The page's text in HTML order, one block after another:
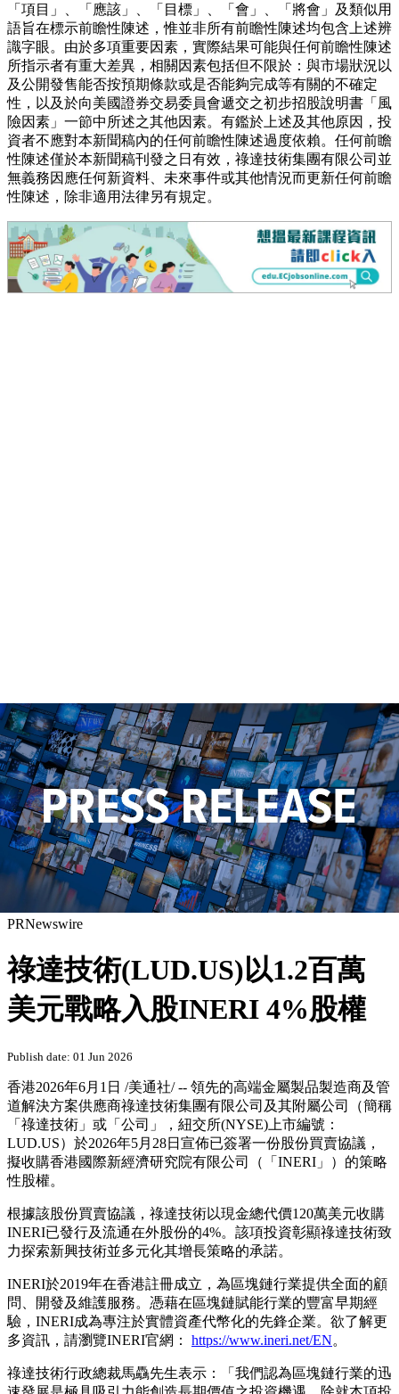
「項目」、「應該」、「目標」、「會」、「將會」及類似用
語旨在標示前瞻性陳述，惟並非所有前瞻性陳述均包含上述辨
識字眼。由於多項重要因素，實際結果可能與任何前瞻性陳述
所指示者有重大差異，相關因素包括但不限於：與市場狀況以
及公開發售能否按預期條款或是否能夠完成等有關的不確定
性，以及於向美國證券交易委員會遞交之初步招股說明書「風
險因素」一節中所述之其他因素。有鑑於上述及其他原因，投
資者不應對本新聞稿內的任何前瞻性陳述過度依賴。任何前瞻
性陳述僅於本新聞稿刊發之日有效，祿達技術集團有限公司並
無義務因應任何新資料、未來事件或其他情況而更新任何前瞻
性陳述，除非適用法律另有規定。
PRNewswire
祿達技術(LUD.US)以1.2百萬
美元戰略入股INERI 4%股權
Publish date: 01 Jun 2026
香港2026年6月1日 /美通社/ -- 領先的高端金屬製品製造商及管
道解決方案供應商祿達技術集團有限公司及其附屬公司（簡稱
「祿達技術」或「公司」，紐交所(NYSE)上市編號：
LUD.US）於2026年5月28日宣佈已簽署一份股份買賣協議，
擬收購香港國際新經濟研究院有限公司（「INERI」）的策略
性股權。
根據該股份買賣協議，祿達技術以現金總代價120萬美元收購
INERI已發行及流通在外股份的4%。該項投資彰顯祿達技術致
力探索新興技術並多元化其增長策略的承諾。
INERI於2019年在香港註冊成立，為區塊鏈行業提供全面的顧
問、開發及維護服務。憑藉在區塊鏈賦能行業的豐富早期經
驗，INERI成為專注於實體資產代幣化的先鋒企業。欲了解更
多資訊，請瀏覽INERI官網： https://www.ineri.net/EN。
祿達技術行政總裁馬驫先生表示：「我們認為區塊鏈行業的迅